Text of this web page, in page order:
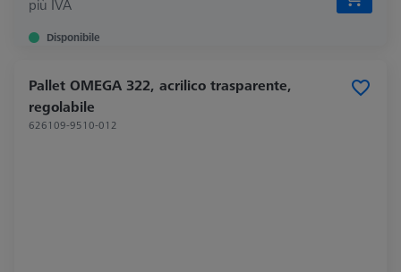
più IVA
Disponibile
Pallet OMEGA 322, acrilico trasparente,
regolabile
626109-9510-012